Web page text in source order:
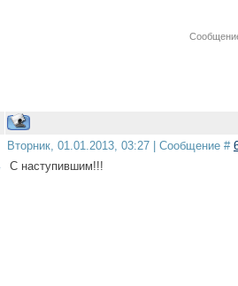
Вторник, 01.01.2013, 03:27 | Сообщение #
С наступившим!!!